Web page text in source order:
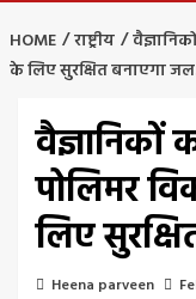
HOME राष्ट्रीय
के लिए सुरक्षित बनाएगा
वैज्ञानिकों
पोलिमर
लिए
Heena parveen